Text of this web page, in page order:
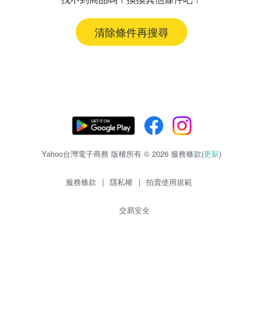
清除條件再搜尋
Yahoo台灣電子商務 版權所有 © 2026 服務條款(更新)
服務條款 | 隱私權 | 拍賣使用規範
交易安全